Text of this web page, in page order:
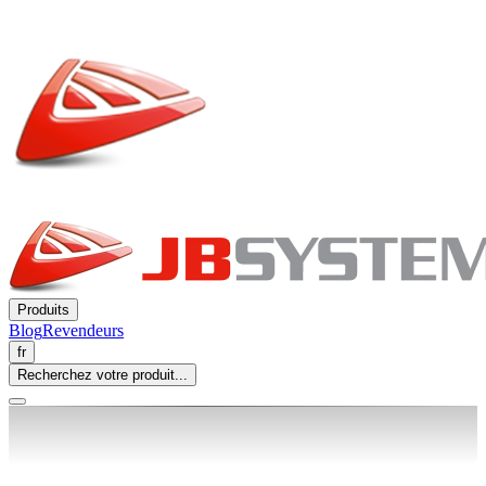
Produits
BlogRevendeurs
fr
Recherchez votre produit...